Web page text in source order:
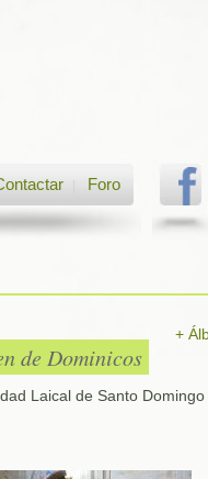
Foro
+
de Dominicos
Laical de Santo Domingo